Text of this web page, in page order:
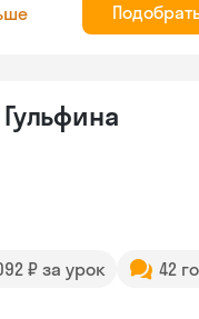
Гульфина
₽ за урок
42